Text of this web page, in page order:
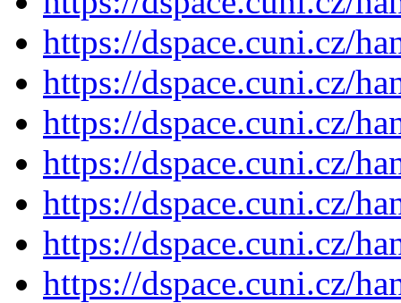
https://dspace.cuni.cz/
https://dspace.cuni.cz/
https://dspace.cuni.cz/
https://dspace.cuni.cz/
https://dspace.cuni.cz/
https://dspace.cuni.cz/
https://dspace.cuni.cz/